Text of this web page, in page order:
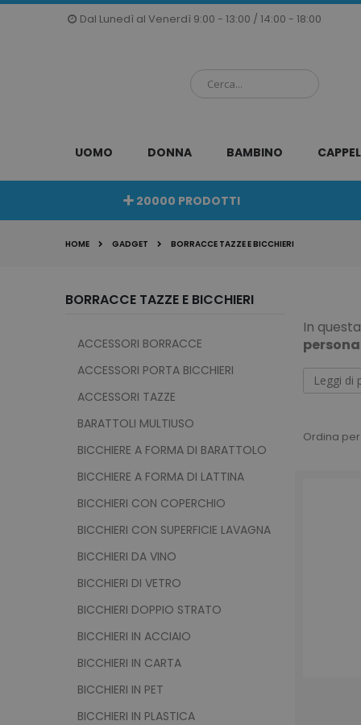
Dal Lunedì al Venerdì 9:00 - 13:00 / 14:00 - 18:00
Salta
UOMO DONNA BAMBINO
20000 PRODOTTI
HOME GADGET BORRACCE TAZZE E BICCHIERI
Ordina per
In
termini
e
di
Qui
poter
Leggi di
BORRACCE TAZZE E BICCHIERI
ACCESSORI BORRACCE
ACCESSORI PORTA BICCHIERI
ACCESSORI TAZZE
BARATTOLI MULTIUSO
BICCHIERE A FORMA DI BARATTOLO
BICCHIERE A FORMA DI LATTINA
BICCHIERI CON COPERCHIO
BICCHIERI CON SUPERFICIE LAVAGNA
BICCHIERI DA VINO
BICCHIERI DI VETRO
BICCHIERI DOPPIO STRATO
BICCHIERI IN ACCIAIO
BICCHIERI IN CARTA
BICCHIERI IN PET
BICCHIERI IN PLASTICA